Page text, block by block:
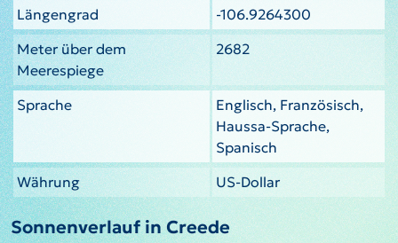
Längengrad
-106.9264300
Meter über dem
Meerespiege
2682
Sprache
Englisch, Französisch,
Haussa-Sprache,
Spanisch
Währung
US-Dollar
Sonnenverlauf in Creede